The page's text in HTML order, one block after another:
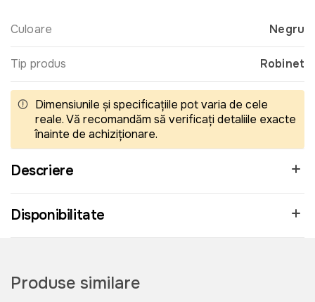
Culoare Negru
Tip produs Robinet
Dimensiunile și specificațiile pot varia de cele
reale. Vă recomandăm să verificați detaliile exacte
înainte de achiziționare.
Descriere
Disponibilitate
Produse similare